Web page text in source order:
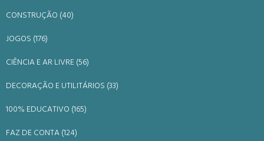
CONSTRUÇÃO (40)
JOGOS (176)
CIÊNCIA E AR LIVRE (56)
DECORAÇÃO E UTILITÁRIOS (33)
100% EDUCATIVO (165)
FAZ DE CONTA (124)